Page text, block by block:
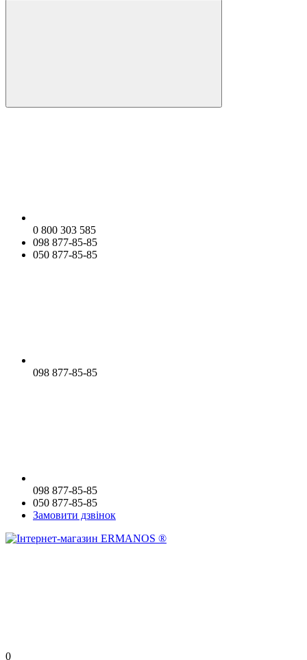
0 800 303 585
098 877-85-85
050 877-85-85
098 877-85-85
098 877-85-85
050 877-85-85
Замовити дзвінок
0